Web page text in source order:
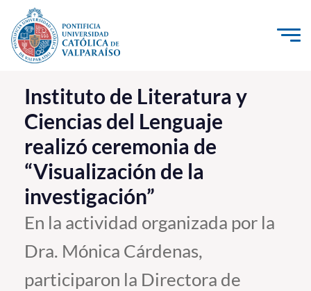
Click acá para ir directamente al contenido
La Universidad
Investigación, Creación e Innovación
PUCV Internacional
Vinculación con el Medio
Admisión
Pregrado
Postgrado
Instituto de Literatura y
Ciencias del Lenguaje
realizó ceremonia de
“Visualización de la
investigación”
En la actividad organizada por la
Dra. Mónica Cárdenas,
participaron la Directora de